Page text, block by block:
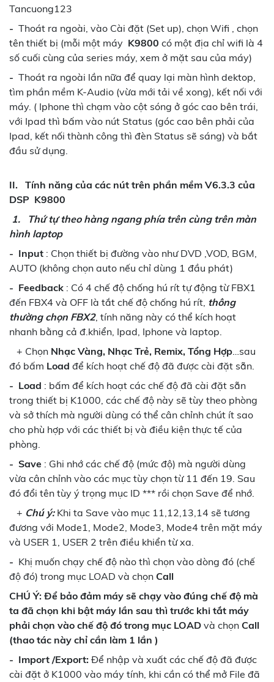
Tancuong123
- Thoát ra ngoài, vào Cài đặt (Set up), chọn Wifi , chọn
tên thiết bị (mỗi một máy K9800 có một địa chỉ wifi là 4
số cuối cùng của series máy, xem ở mặt sau của máy)
- Thoát ra ngoài lần nữa để quay lại màn hình dektop,
tìm phần mềm K-Audio (vừa mới tải về xong), kết nối với
máy. ( Iphone thì chạm vào cột sóng ở góc cao bên trái,
với Ipad thì bấm vào nút Status (góc cao bên phải của
Ipad, kết nối thành công thì đèn Status sẽ sáng) và bắt
đầu sử dụng.
II. Tính năng của các nút trên phần mềm V6.3.3 của
DSP K9800
1. Thứ tự theo hàng ngang phía trên cùng trên màn
hình laptop
- Input : Chọn thiết bị đường vào như DVD ,VOD, BGM,
AUTO (không chọn auto nếu chỉ dùng 1 đầu phát)
- Feedback : Có 4 chế độ chống hú rít tự động từ FBX1
đến FBX4 và OFF là tắt chế độ chống hú rít, thông
thường chọn FBX2, tính năng này có thể kích hoạt
nhanh bằng cả đ.khiển, Ipad, Iphone và laptop.
+ Chọn Nhạc Vàng, Nhạc Trẻ, Remix, Tổng Hợp …sau
đó bấm Load để kích hoạt chế độ đã được cài đặt sẵn.
- Load : bấm để kích hoạt các chế độ đã cài đặt sẵn
trong thiết bị K1000, các chế độ này sẽ tùy theo phòng
và sở thích mà người dùng có thể cân chỉnh chút ít sao
cho phù hợp với các thiết bị và điều kiện thực tế của
phòng.
- Save : Ghi nhớ các chế độ (mức độ) mà người dùng
vừa cân chỉnh vào các mục tùy chọn từ 11 đến 19. Sau
đó đổi tên tùy ý trọng mục ID *** rồi chọn Save để nhớ.
+ Chú ý:Khi ta Save vào mục 11,12,13,14 sẽ tương
đương với Mode1, Mode2, Mode3, Mode4 trên mặt máy
và USER 1, USER 2 trên điều khiển từ xa.
- Khị muốn chạy chế độ nào thì chọn vào dòng đó (chế
độ đó) trong mục LOAD và chọnCall
CHÚ Ý: Để bảo đảm máy sẽ chạy vào đúng chế độ mà
ta đã chọn khi bật máy lần sau thì trước khi tắt máy
phải chọn vào chế độ đó trong mục LOADvà chọnCall
(thao tác này chỉ cần làm 1 lần )
- Import /Export: Để nhập và xuất các chế độ đã được
cài đặt ở K1000 vào máy tính, khi cần có thể mở File đã